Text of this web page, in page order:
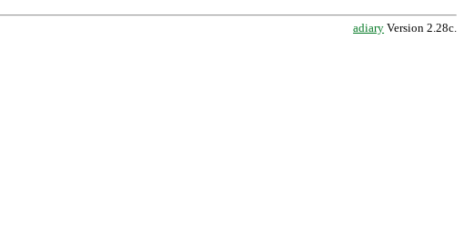
adiary Version 2.28c.